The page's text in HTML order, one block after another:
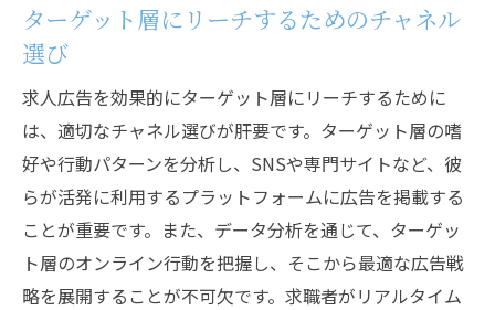
異なる業界に向けた広告の作成法
ターゲット層の心理に基づいたマーケティ
ング
求人広告の効果を測定し改善する方法
求人広告の成功事例から学ぶ効果的な手法
成功事例に見る共通のポイント
広告内容の工夫で大きな成果を上げた企業
ターゲット層にリーチするためのチャネル
選び
求人広告を効果的にターゲット層にリーチするために
は、適切なチャネル選びが肝要です。ターゲット層の嗜
好や行動パターンを分析し、SNSや専門サイトなど、彼
らが活発に利用するプラットフォームに広告を掲載する
ことが重要です。また、データ分析を通じて、ターゲッ
ト層のオンライン行動を把握し、そこから最適な広告戦
略を展開することが不可欠です。求職者がリアルタイム